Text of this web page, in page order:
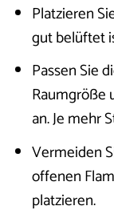
Platzieren
gut belüftet
Passen Sie
Raumgröße
an. Je mehr
Vermeiden
offenen
platzieren.